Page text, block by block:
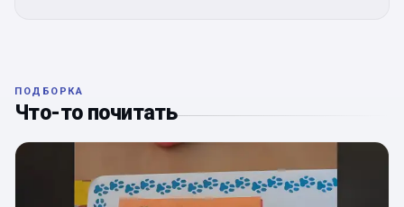
ПОДБОРКА
Что-то почитать